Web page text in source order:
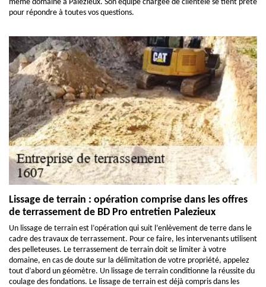
même domaine à Palezieux. Son équipe chargée de clientèle se tient prête
pour répondre à toutes vos questions.
Lissage de terrain : opération comprise dans les offres
de terrassement de BD Pro entretien Palezieux
Un lissage de terrain est l’opération qui suit l’enlèvement de terre dans le
cadre des travaux de terrassement. Pour ce faire, les intervenants utilisent
des pelleteuses. Le terrassement de terrain doit se limiter à votre
domaine, en cas de doute sur la délimitation de votre propriété, appelez
tout d’abord un géomètre. Un lissage de terrain conditionne la réussite du
coulage des fondations. Le lissage de terrain est déjà compris dans les